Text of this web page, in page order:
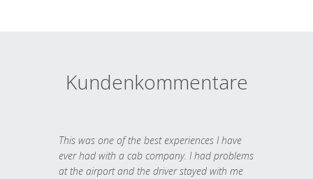
Kundenkommentare
This was one of the best experiences I have
ever had with a cab company. I had problems
at the airport and the driver stayed with me